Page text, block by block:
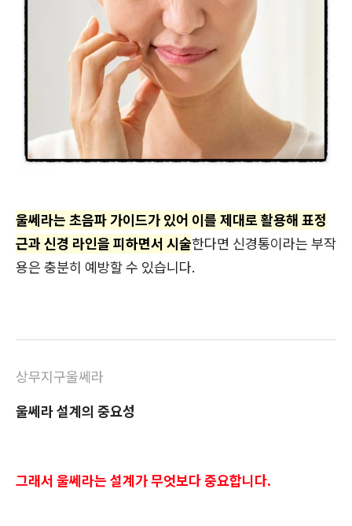
울쎄라는 초음파 가이드가 있어 이를 제대로 활용해 표정
근과 신경 라인을 피하면서 시술한다면 신경통이라는 부작
용은 충분히 예방할 수 있습니다.
상무지구울쎄라
울쎄라 설계의 중요성
그래서 울쎄라는 설계가 무엇보다 중요합니다.